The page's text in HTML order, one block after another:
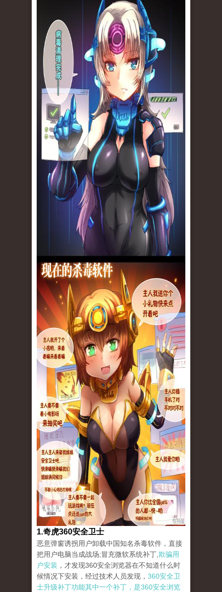
1.奇虎360安全卫士
恶意弹窗诱拐用户卸载中国知名杀毒软件，直接
把用户电脑当成战场;冒充微软系统补丁, 欺骗用
户安装 ，才发现360安全浏览器在不知道什么时
候情况下安装，经过技术人员发现， 360安全卫
士升级补丁功能其中一个补丁，是360安全浏览